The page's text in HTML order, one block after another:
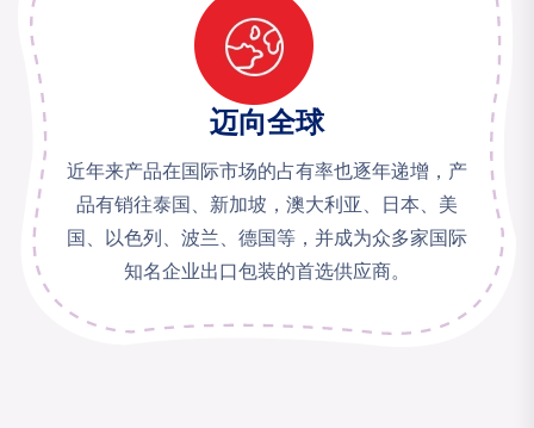
迈向全球
近年来产品在国际市场的占有率也逐年递增，产
品有销往泰国、新加坡，澳大利亚、日本、美
国、以色列、波兰、德国等，并成为众多家国际
知名企业出口包装的首选供应商。